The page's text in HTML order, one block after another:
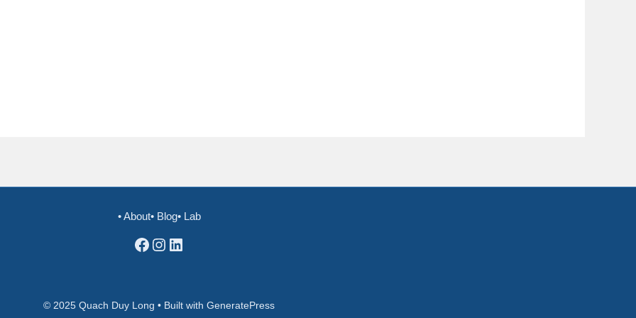
• About• Blog• Lab
Facebook
Instagram
LinkedIn
© 2025 Quach Duy Long • Built with GeneratePress